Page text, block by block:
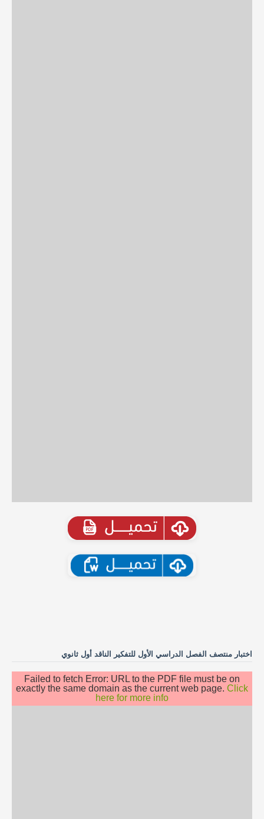
اختبار منتصف الفصل الدراسي الأول للتفكير الناقد أول ثانوي
Failed to fetch Error: URL to the PDF file must be on
exactly the same domain as the current web page. Click
here for more info